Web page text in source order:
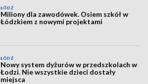
ŁÓDŹ
Miliony dla zawodówek. Osiem szkół w
Łódzkiem z nowymi projektami
ŁÓDŹ
Nowy system dyżurów w przedszkolach w
Łodzi. Nie wszystkie dzieci dostały
miejsca